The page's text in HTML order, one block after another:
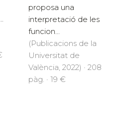
proposa una
interpretació de les
funcion...
(Publicacions de la
Universitat de
València, 2022) · 208
pàg. · 19 €